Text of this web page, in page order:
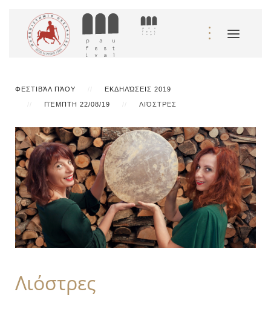
ΦΕΣΤΙΒΆΛ ΠΆΟΥ ΕΚΔΗΛΏΣΕΙΣ 2019
ΠΈΜΠΤΗ 22/08/19 ΛΙΌΣΤΡΕΣ
Λιόστρες